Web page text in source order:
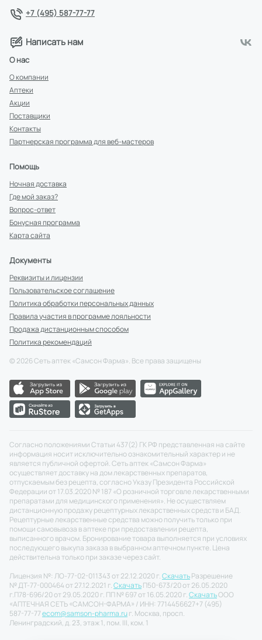
+7 (495) 587-77-77
Написать нам
О нас
О компании
Аптеки
Акции
Поставщики
Контакты
Партнерская программа для веб-мастеров
Помощь
Ночная доставка
Где мой заказ?
Вопрос-ответ
Бонусная программа
Карта сайта
Документы
Реквизиты и лицензии
Пользовательское соглашение
Политика обработки персональных данных
Правила участия в программе лояльности
Продажа дистанционным способом
Политика рекомендаций
© 2026Сеть аптек «Самсон Фарма». Все права защищены
Согласно положениями Статьи 437(2) ГК РФ представленная на сайте
информация носит исключительно ознакомительный характер и не
является публичной офертой. Сеть аптек «Самсон Фарма»
осуществляет доставку на дом лекарственных препаратов,
отпускаемым без рецепта, согласно Указу Президента Российской
Федерации от 17.03.2020 № 187 «О розничной торговле лекарственными
препаратами для медицинского применения». Не осуществляем
дистанционную продажу рецептурных лекарственных средств и БАД.
Рецептурные лекарственные средства можно получить только при
помощи самовывоза в аптеке при предоставлении рецепта,
выписанного врачом. Бронирование товара выполняется при условиях
последующего выкупа заказа в выбранном аптечном пункте. Цена
действительна только при заказе через сайт.
Лицензия №: ЛО-77-02-011343 от 22.12.2020 г.СкачатьРазрешение
№ ДТ-77-000464 от 27.12.2021 г.СкачатьП50-673/20 от 26.05.2020
г.П78-696/20 от 29.05.2020 г. ПП № 697 от 16.05.2020 г.СкачатьООО
«АПТЕЧНАЯ СЕТЬ «САМСОН-ФАРМА» / ИНН: 7714456627+7 (495)
587-77-77ecom@samson-pharma.ruг. Москва, просп.
Ленинградский, д. 23, этаж 1, пом. III, ком. 1